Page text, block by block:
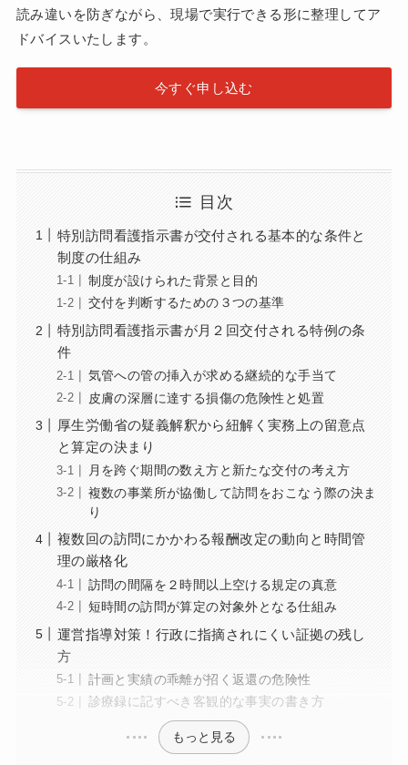
読み違いを防ぎながら、現場で実行できる形に整理してア
ドバイスいたします。
今すぐ申し込む
目次
特別訪問看護指示書が交付される基本的な条件と
制度の仕組み
制度が設けられた背景と目的
交付を判断するための３つの基準
特別訪問看護指示書が月２回交付される特例の条
件
気管への管の挿入が求める継続的な手当て
皮膚の深層に達する損傷の危険性と処置
厚生労働省の疑義解釈から紐解く実務上の留意点
と算定の決まり
月を跨ぐ期間の数え方と新たな交付の考え方
複数の事業所が協働して訪問をおこなう際の決ま
り
複数回の訪問にかかわる報酬改定の動向と時間管
理の厳格化
訪問の間隔を２時間以上空ける規定の真意
短時間の訪問が算定の対象外となる仕組み
運営指導対策！行政に指摘されにくい証拠の残し
方
計画と実績の乖離が招く返還の危険性
診療録に記すべき客観的な事実の書き方
もっと見る